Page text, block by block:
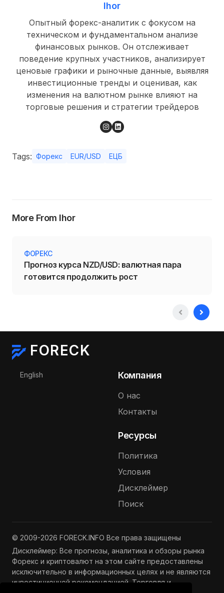
Ihor
Опытный форекс-аналитик с фокусом на
техническом и фундаментальном анализе
финансовых рынков. Он отслеживает
поведение крупных участников, анализирует
ценовые графики и рыночные данные, выявляя
инвестиционные тренды и оценивая, как
изменения на валютном рынке влияют на
торговые решения и стратегии трейдеров
Tags: Форекс EUR/USD ЕЦБ
More From Ihor
ФОРЕКС
Прогноз курса NZD/USD: валютная пара
готовится продолжить рост
FORECK
Выберите язык
English Компания
О нас
Контакты
Ресурсы
Политика
Условия
Дисклеймер
Поиск
© 2009-2026 FORECK.INFO Все права защищены
Дисклеймер: Все прогнозы, аналитика и обзоры рынка
Форекс и криптовалют на этом сайте предоставлены
исключительно в информационных целях и не являются
инвестиционной рекомендацией. Торговля и